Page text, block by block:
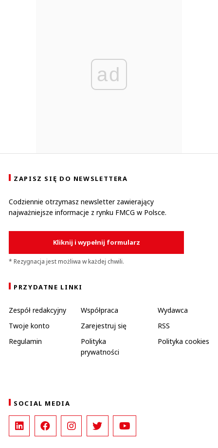
ad
ZAPISZ SIĘ DO NEWSLETTERA
Codziennie otrzymasz newsletter zawierający
najważniejsze informacje z rynku FMCG w Polsce.
Kliknij i wypełnij formularz
* Rezygnacja jest możliwa w każdej chwili.
PRZYDATNE LINKI
Zespół redakcyjny Współpraca
Wydawca
Twoje konto
Zarejestruj się
RSS
Regulamin
Polityka
prywatności
Polityka cookies
SOCIAL MEDIA